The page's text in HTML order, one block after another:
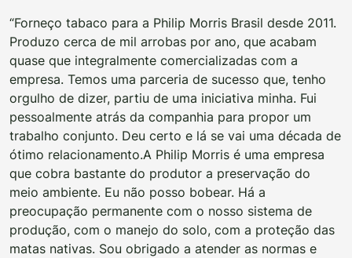
“Forneço tabaco para a Philip Morris Brasil desde 2011.
Produzo cerca de mil arrobas por ano, que acabam
quase que integralmente comercializadas com a
empresa. Temos uma parceria de sucesso que, tenho
orgulho de dizer, partiu de uma iniciativa minha. Fui
pessoalmente atrás da companhia para propor um
trabalho conjunto. Deu certo e lá se vai uma década de
ótimo relacionamento.A Philip Morris é uma empresa
que cobra bastante do produtor a preservação do
meio ambiente. Eu não posso bobear. Há a
preocupação permanente com o nosso sistema de
produção, com o manejo do solo, com a proteção das
matas nativas. Sou obrigado a atender as normas e